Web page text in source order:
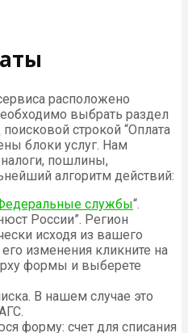
расположено
выбрать раздел
строкой “Оплата
блоки услуг. Нам
пошлины,
алгоритм действий:
службы“.
России”. Регион
исходя из вашего
изменения кликните на
формы и выберете
В нашем случае это
форму: счет для списания